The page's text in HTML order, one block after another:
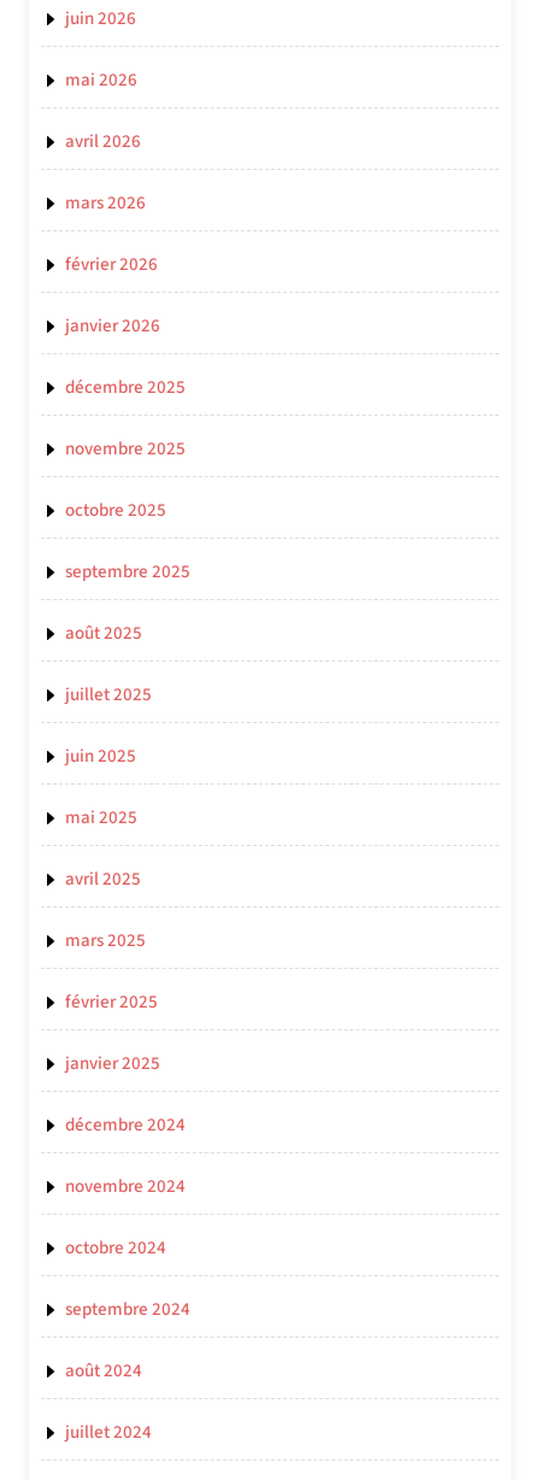
juin 2026
mai 2026
avril 2026
mars 2026
février 2026
janvier 2026
décembre 2025
novembre 2025
octobre 2025
septembre 2025
août 2025
juillet 2025
juin 2025
mai 2025
avril 2025
mars 2025
février 2025
janvier 2025
décembre 2024
novembre 2024
octobre 2024
septembre 2024
août 2024
juillet 2024